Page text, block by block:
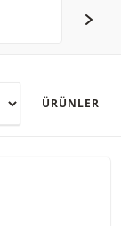
ÜRÜNLER